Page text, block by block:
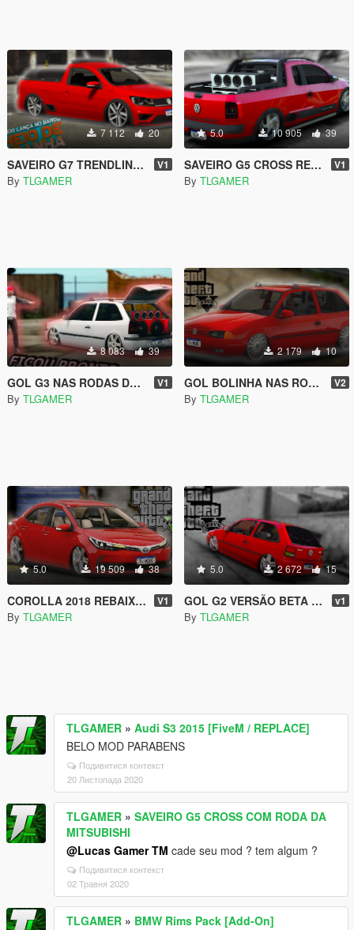
7 112 20
SAVEIRO G7 TRENDLINE - REBAIXADA COM SOM - ( REPLACE ) V1
By TLGAMER
5.0 10 905 39
SAVEIRO G5 CROSS REBAIXADA COM SOM V1
By TLGAMER
8 083 39
GOL G3 NAS RODAS DO GOL RALLYE COM SOM [REPLACE] V1
By TLGAMER
2 179 10
GOL BOLINHA NAS RODAS BANANINHA 18 [REPLACE] V2
By TLGAMER
5.0 19 509 38
COROLLA 2018 REBAIXADO [REPLACE] V1
By TLGAMER
5.0 2 672 15
GOL G2 VERSÃO BETA + RODA CONCEPT v1
By TLGAMER
TLGAMER » Audi S3 2015 [FiveM / REPLACE]
BELO MOD PARABENS
Подивитися контекст
20 Листопада 2020
TLGAMER » SAVEIRO G5 CROSS COM RODA DA
MITSUBISHI
@Lucas Gamer TM cade seu mod ? tem algum ?
Подивитися контекст
02 Травня 2020
TLGAMER » BMW Rims Pack [Add-On]